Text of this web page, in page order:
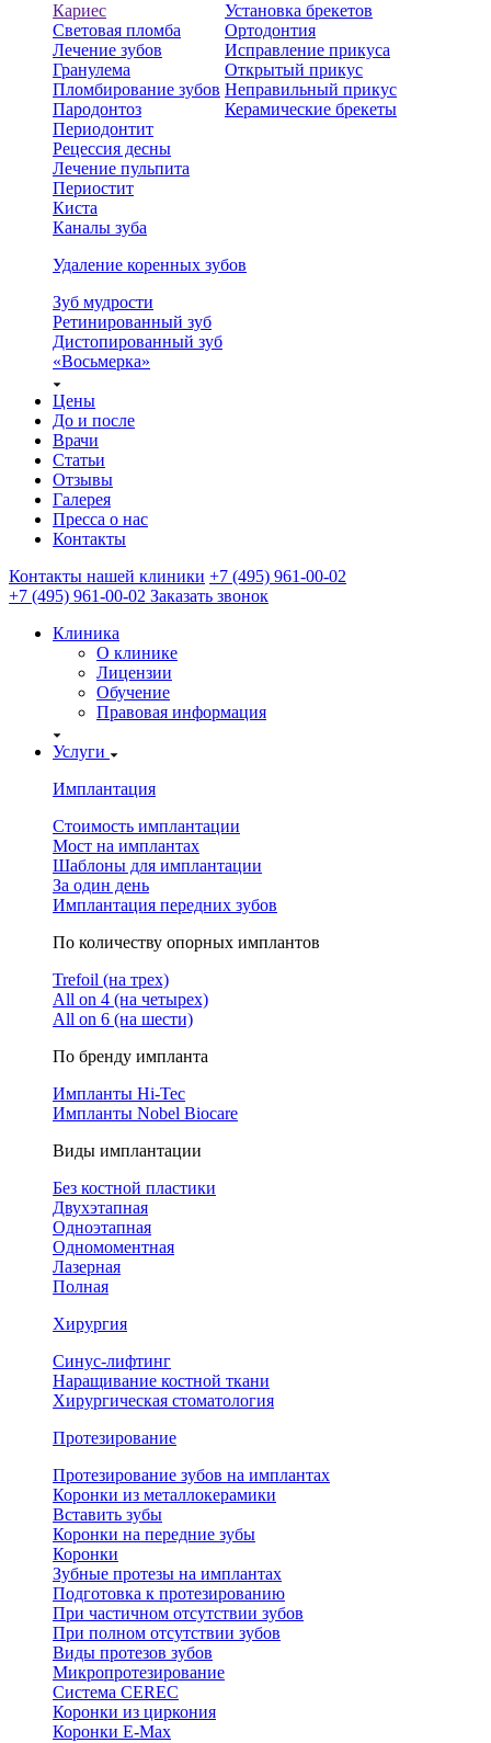
Кариес
Световая пломба
Лечение зубов
Гранулема
Пломбирование зубов
Пародонтоз
Периодонтит
Рецессия десны
Лечение пульпита
Периостит
Киста
Каналы зуба
Установка брекетов
Ортодонтия
Исправление прикуса
Открытый прикус
Неправильный прикус
Керамические брекеты
Удаление коренных зубов
Зуб мудрости
Ретинированный зуб
Дистопированный зуб
«Восьмерка»
Цены
До и после
Врачи
Статьи
Отзывы
Галерея
Пресса о нас
Контакты
Контакты нашей клиники +7 (495) 961-00-02
+7 (495) 961-00-02 Заказать звонок
Клиника
О клинике
Лицензии
Обучение
Правовая информация
Услуги
Имплантация
Стоимость имплантации
Мост на имплантах
Шаблоны для имплантации
За один день
Имплантация передних зубов
По количеству опорных имплантов
Trefoil (на трех)
All on 4 (на четырех)
All on 6 (на шести)
По бренду импланта
Импланты Hi-Tec
Импланты Nobel Biocare
Виды имплантации
Без костной пластики
Двухэтапная
Одноэтапная
Одномоментная
Лазерная
Полная
Хирургия
Синус-лифтинг
Наращивание костной ткани
Хирургическая стоматология
Протезирование
Протезирование зубов на имплантах
Коронки из металлокерамики
Вставить зубы
Коронки на передние зубы
Коронки
Зубные протезы на имплантах
Подготовка к протезированию
При частичном отсутствии зубов
При полном отсутствии зубов
Виды протезов зубов
Микропротезирование
Система CEREC
Коронки из циркония
Коронки E-Max